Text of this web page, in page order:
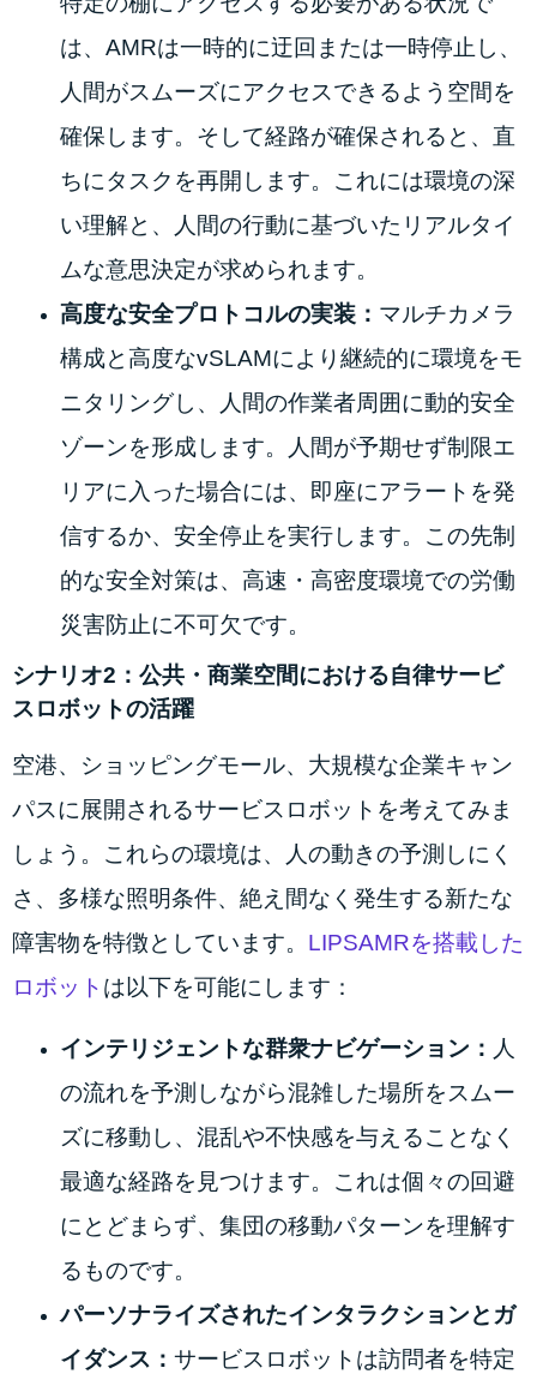
は、AMRは一時的に迂回または一時停止し、
人間がスムーズにアクセスできるよう空間を
確保します。そして経路が確保されると、直
ちにタスクを再開します。これには環境の深
い理解と、人間の行動に基づいたリアルタイ
ムな意思決定が求められます。
高度な安全プロトコルの実装： マルチカメラ
構成と高度なvSLAMにより継続的に環境をモ
ニタリングし、人間の作業者周囲に動的安全
ゾーンを形成します。人間が予期せず制限エ
リアに入った場合には、即座にアラートを発
信するか、安全停止を実行します。この先制
的な安全対策は、高速・高密度環境での労働
災害防止に不可欠です。
シナリオ2：公共・商業空間における自律サービ
スロボットの活躍
空港、ショッピングモール、大規模な企業キャン
パスに展開されるサービスロボットを考えてみま
しょう。これらの環境は、人の動きの予測しにく
さ、多様な照明条件、絶え間なく発生する新たな
障害物を特徴としています。 LIPSAMRを搭載した
ロボット は以下を可能にします：
インテリジェントな群衆ナビゲーション： 人
の流れを予測しながら混雑した場所をスムー
ズに移動し、混乱や不快感を与えることなく
最適な経路を見つけます。これは個々の回避
にとどまらず、集団の移動パターンを理解す
るものです。
パーソナライズされたインタラクションとガ
イダンス： サービスロボットは訪問者を特定